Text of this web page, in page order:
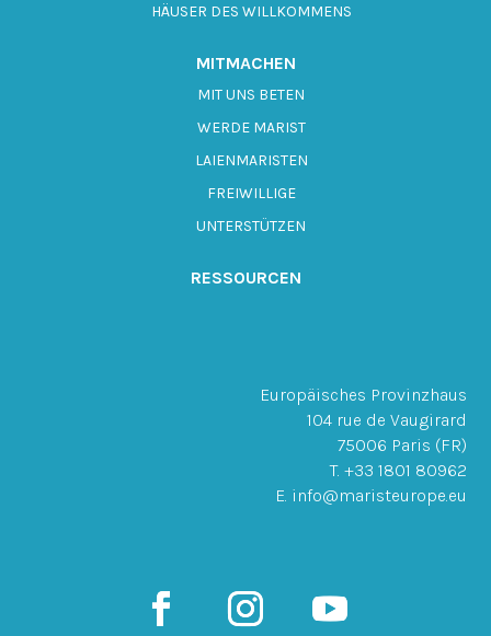
HÄUSER DES WILLKOMMENS
MITMACHEN
MIT UNS BETEN
WERDE MARIST
LAIENMARISTEN
FREIWILLIGE
UNTERSTÜTZEN
RESSOURCEN
Europäisches Provinzhaus
104 rue de Vaugirard
75006 Paris (FR)
T. +33 1801 80962
E. info@maristeurope.eu